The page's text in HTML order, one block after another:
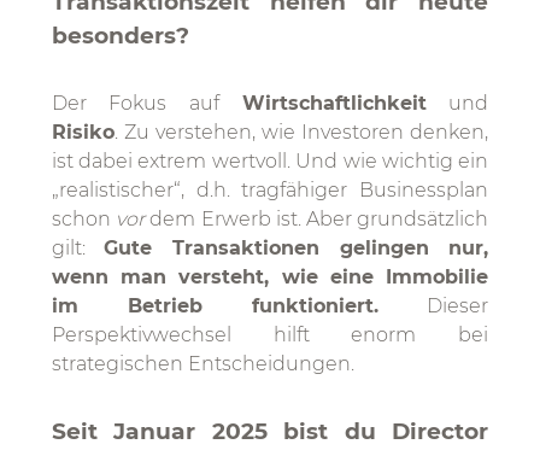
besonders?
Der Fokus auf Wirtschaftlichkeitund
Risiko. Zu verstehen, wie Investoren denken,
ist dabei extrem wertvoll. Und wie wichtig ein
„realistischer“, d.h. tragfähiger Businessplan
schon vordem Erwerb ist. Aber grundsätzlich
gilt:Gute Transaktionen gelingen nur,
wenn man versteht, wie eine Immobilie
im Betrieb funktioniert. Dieser
Perspektivwechsel hilft enorm bei
strategischen Entscheidungen.
Seit Januar 2025 bist du Director